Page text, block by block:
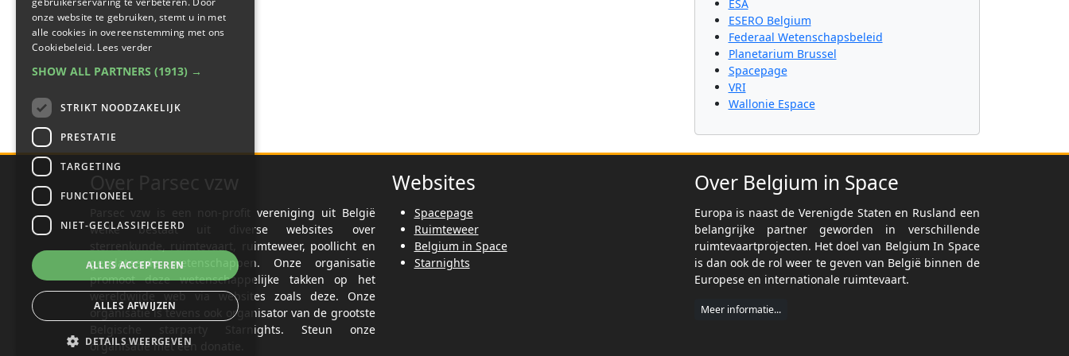
ESA
ESERO Belgium
Federaal Wetenschapsbeleid
Planetarium Brussel
Spacepage
VRI
Wallonie Espace
Parsec vzw is een non-profit vereniging uit België
welke bestaat uit diverse websites over
sterrenkunde, ruimtevaart, ruimteweer, poollicht en
gerelateerde wetenschappen. Onze organisatie
promoot deze wetenschappelijke takken op het
wereldwijde web via websites zoals deze. Onze
organisatie is tevens ook organisator van de grootste
Belgische starparty Starnights. Steun onze
organisatie met een donatie.
Websites
Spacepage
Ruimteweer
Belgium in Space
Starnights
Over Belgium in Space
Europa is naast de Verenigde Staten en Rusland een
belangrijke partner geworden in verschillende
ruimtevaartprojecten. Het doel van Belgium In Space
is dan ook de rol weer te geven van België binnen de
Europese en internationale ruimtevaart.
Meer informatie...
onze website te gebruiken, stemt u in met
alle cookies in overeenstemming met ons
Cookiebeleid. Lees verder
SHOW ALL PARTNERS (1913) →
STRIKT NOODZAKELIJK
PRESTATIE
TARGETING
FUNCTIONEEL
NIET-GECLASSIFICEERD
ALLES ACCEPTEREN
ALLES AFWIJZEN
DETAILS WEERGEVEN